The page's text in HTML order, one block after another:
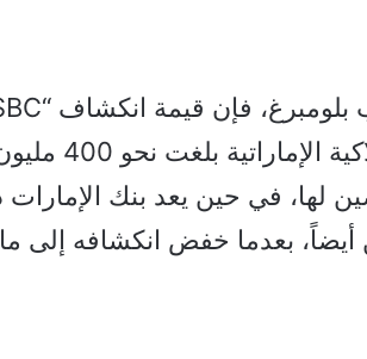
لها، في حين يعد بنك